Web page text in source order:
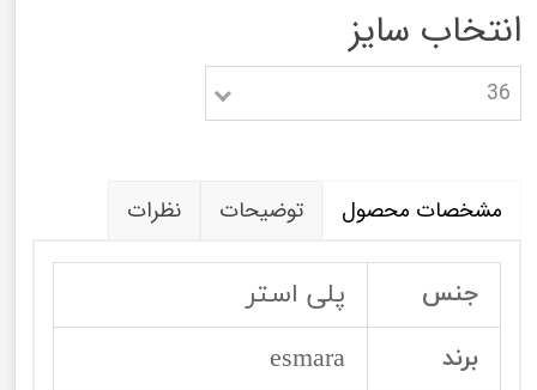
انتخاب سایز
36
مشخصات محصول توضیحات نظرات
جنس پلی استر
برند esmara